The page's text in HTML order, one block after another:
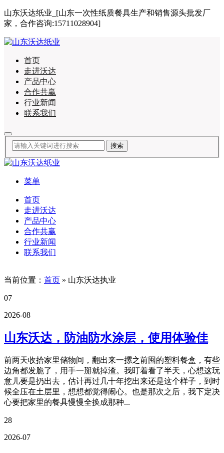
山东沃达纸业_[山东一次性纸质餐具生产和销售源头批发厂
家，合作咨询:15711028904]
首页
走进沃达
产品中心
合作共赢
行业新闻
联系我们
菜单
首页
走进沃达
产品中心
合作共赢
行业新闻
联系我们
当前位置： 首页 » 山东沃达执业
07
2026-08
山东沃达，防油防水涂层，使用体验佳
前两天收拾家里储物间，翻出来一摞之前囤的塑料餐盒，有些
边角都发脆了，用手一掰就掉渣。我盯着看了半天，心想这玩
意儿要是扔出去，估计再过几十年挖出来还是这个样子，到时
候全压在土层里，想想都觉得闹心。也是那次之后，我下定决
心要把家里的餐具慢慢全换成那种...
28
2026-07